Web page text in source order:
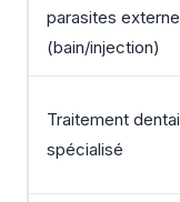
parasites
(bain/injection)
Traitement
spécialisé